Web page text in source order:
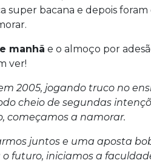
super bacana e depois
manhã e o almoço por
ver!
2005, jogando truco no
cheio de segundas
começamos a namorar.
juntos e uma aposta
futuro, iniciamos a